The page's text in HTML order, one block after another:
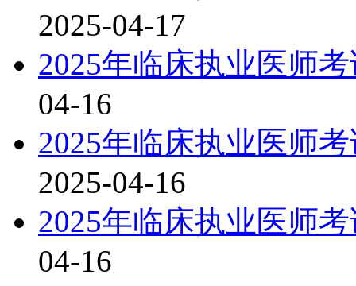
2025-04-17
2025年临床执业医师
04-16
2025年临床执业医师
2025-04-16
2025年临床执业医师
04-16